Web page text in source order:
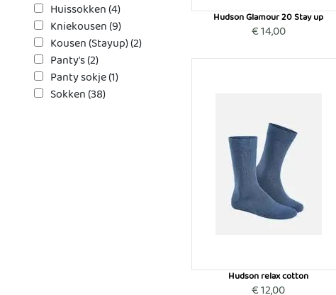
Huissokken (4)
Kniekousen (9)
Kousen (Stayup) (2)
Panty's (2)
Panty sokje (1)
Sokken (38)
Hudson Glamour 20 Stay up
€ 14,00
Hudson relax cotton
€ 12,00